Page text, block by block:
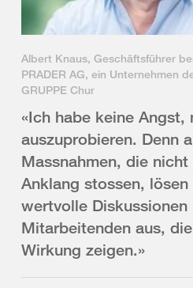
Albert Knaus, Geschäftsführer
PRADER AG, ein Unternehmen
GRUPPE Chur
«Ich habe keine Angst,
auszuprobieren. Denn
Massnahmen, die
Anklang stossen, lösen
wertvolle Diskussionen
Mitarbeitenden aus,
Wirkung zeigen.»